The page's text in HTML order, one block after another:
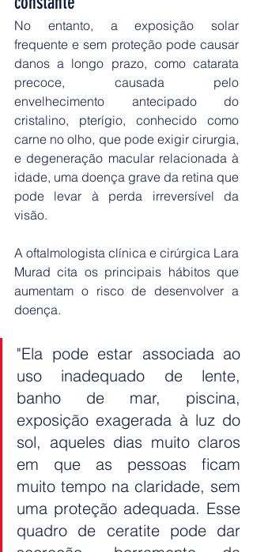
No entanto, a exposição solar
frequente e sem proteção pode causar
danos a longo prazo, como catarata
precoce, causada pelo
envelhecimento antecipado do
cristalino, pterígio, conhecido como
carne no olho, que pode exigir cirurgia,
e degeneração macular relacionada à
idade, uma doença grave da retina que
pode levar à perda irreversível da
visão.
A oftalmologista clínica e cirúrgica Lara
Murad cita os principais hábitos que
aumentam o risco de desenvolver a
doença.
"Ela pode estar associada ao
uso inadequado de lente,
banho de mar, piscina,
exposição exagerada à luz do
sol, aqueles dias muito claros
em que as pessoas ficam
muito tempo na claridade, sem
uma proteção adequada. Esse
quadro de ceratite pode dar